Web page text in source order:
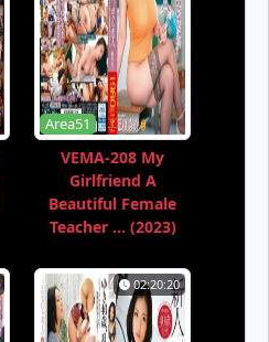
Area51
VEMA-208 My
Girlfriend A
Beautiful Female
Teacher ... (2023)
02:20:20